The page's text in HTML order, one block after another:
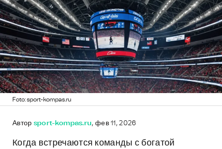
Foto: sport-kompas.ru
Автор sport-kompas.ru, фев 11, 2026
Когда встречаются команды с богатой